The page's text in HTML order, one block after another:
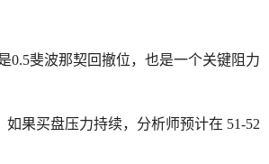
0.5斐波那契回撤位，也是一个关键阻力
果买盘压力持续，分析师预计在 51-52